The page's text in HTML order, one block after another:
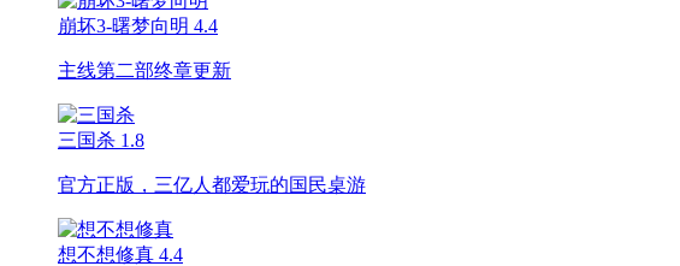
崩坏3-曙梦向明 4.4
主线第二部终章更新
三国杀 1.8
官方正版，三亿人都爱玩的国民桌游
想不想修真 4.4